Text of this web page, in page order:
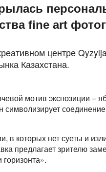
fine art
центре
Казахстана.
мотив экспозиции –
в которых нет суеты и
предлагает зрителю